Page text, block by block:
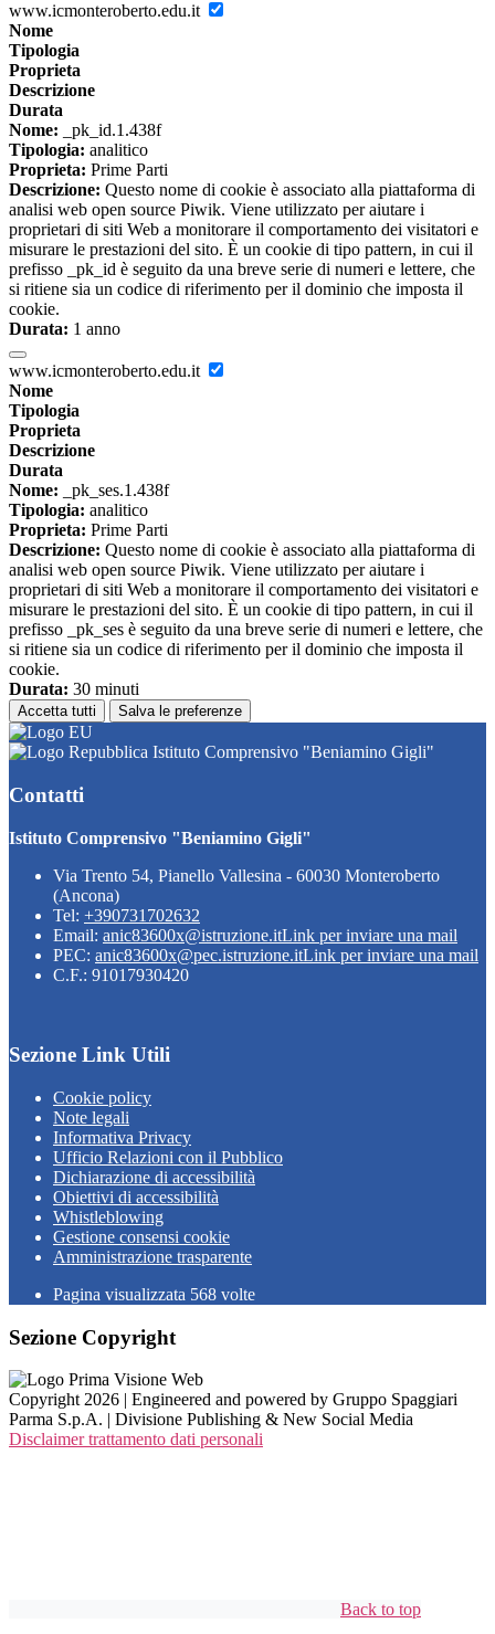
www.icmonteroberto.edu.it
Nome
Tipologia
Proprieta
Descrizione
Durata
Nome: _pk_id.1.438f
Tipologia: analitico
Proprieta: Prime Parti
Descrizione: Questo nome di cookie è associato alla piattaforma di
analisi web open source Piwik. Viene utilizzato per aiutare i
proprietari di siti Web a monitorare il comportamento dei visitatori e
misurare le prestazioni del sito. È un cookie di tipo pattern, in cui il
prefisso _pk_id è seguito da una breve serie di numeri e lettere, che
si ritiene sia un codice di riferimento per il dominio che imposta il
cookie.
Durata: 1 anno
www.icmonteroberto.edu.it
Nome
Tipologia
Proprieta
Descrizione
Durata
Nome: _pk_ses.1.438f
Tipologia: analitico
Proprieta: Prime Parti
Descrizione: Questo nome di cookie è associato alla piattaforma di
analisi web open source Piwik. Viene utilizzato per aiutare i
proprietari di siti Web a monitorare il comportamento dei visitatori e
misurare le prestazioni del sito. È un cookie di tipo pattern, in cui il
prefisso _pk_ses è seguito da una breve serie di numeri e lettere, che
si ritiene sia un codice di riferimento per il dominio che imposta il
cookie.
Durata: 30 minuti
Accetta tutti Salva le preferenze
Istituto Comprensivo "Beniamino Gigli"
Contatti
Istituto Comprensivo "Beniamino Gigli"
Via Trento 54, Pianello Vallesina - 60030 Monteroberto
(Ancona)
Tel: +390731702632
Email: anic83600x@istruzione.itLink per inviare una mail
PEC: anic83600x@pec.istruzione.itLink per inviare una mail
C.F.: 91017930420
Sezione Link Utili
Cookie policy
Note legali
Informativa Privacy
Ufficio Relazioni con il Pubblico
Dichiarazione di accessibilità
Obiettivi di accessibilità
Whistleblowing
Gestione consensi cookie
Amministrazione trasparente
Pagina visualizzata 568 volte
Sezione Copyright
Copyright 2026 | Engineered and powered by Gruppo Spaggiari
Parma S.p.A. | Divisione Publishing & New Social Media
Disclaimer trattamento dati personali
Back to top